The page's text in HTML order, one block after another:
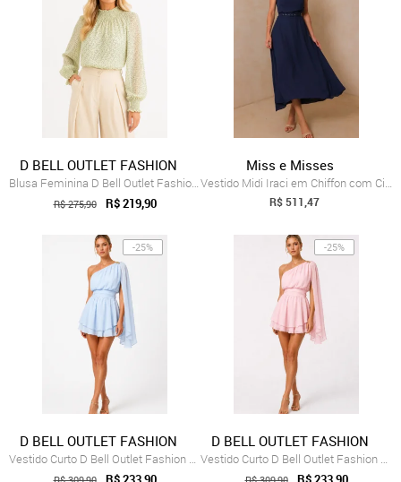
D BELL OUTLET FASHION
Blusa Feminina D Bell Outlet Fashion Chi...
R$ 275,90 R$ 219,90
Miss e Misses
Vestido Midi Iraci em Chiffon com Cinto Marinho
R$ 511,47
-25%
D BELL OUTLET FASHION
Vestido Curto D Bell Outlet Fashion Chif...
-25%
D BELL OUTLET FASHION
Vestido Curto D Bell Outlet Fashion Chif...